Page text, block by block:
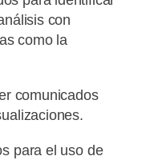
con
como la
comunicados
para el uso de